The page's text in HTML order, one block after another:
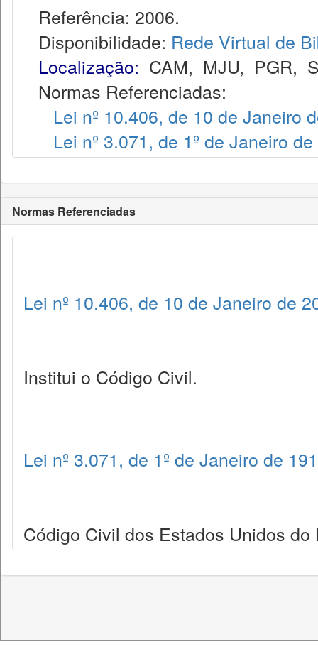
Referência: 2006.
Disponibilidade: Rede Virtual de
Localização: CAM, MJU, PGR,
Normas Referenciadas:
Lei nº 10.406, de 10 de Janeiro
Lei nº 3.071, de 1º de Janeiro
Normas Referenciadas
Lei nº 10.406, de 10 de Janeiro de
Institui o Código Civil.
Lei nº 3.071, de 1º de Janeiro de
Código Civil dos Estados Unidos do